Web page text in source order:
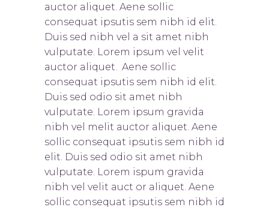
auctor aliquet. Aene sollic
consequat ipsutis sem nibh id elit.
Duis sed nibh vel a sit amet nibh
vulputate. Lorem ipsum vel velit
auctor aliquet. Aene sollic
consequat ipsutis sem nibh id elit.
Duis sed odio sit amet nibh
vulputate. Lorem ipsum gravida
nibh vel melit auctor aliquet. Aene
sollic consequat ipsutis sem nibh id
elit. Duis sed odio sit amet nibh
vulputate. Lorem ispum gravida
nibh vel velit auct or aliquet. Aene
sollic consequat ipsutis sem nibh id